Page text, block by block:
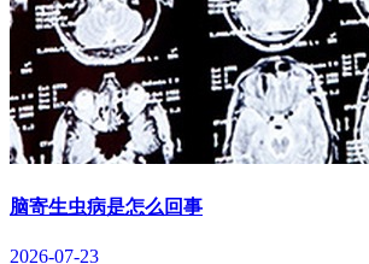
脑寄生虫病是怎么回事
2026-07-23